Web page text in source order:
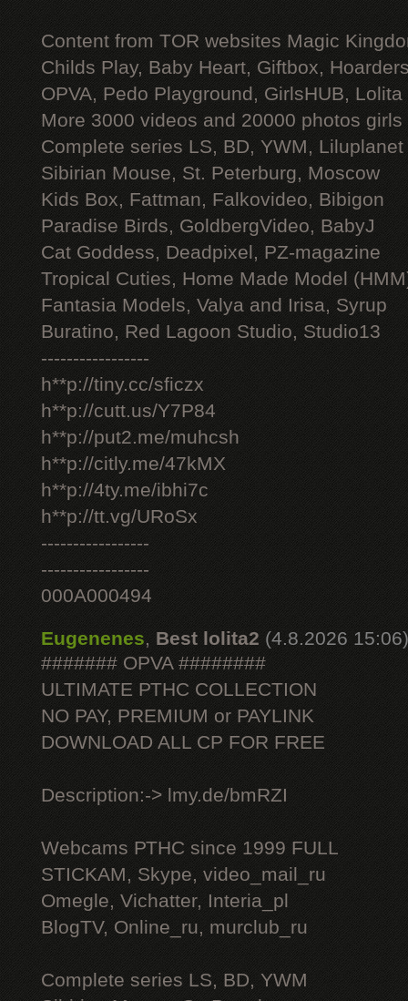
Content from TOR websites Magic
Childs Play, Baby Heart, Giftbox,
OPVA, Pedo Playground, GirlsHUB, Lolita
More 3000 videos and 20000 photos
Complete series LS, BD, YWM, Liluplanet
Sibirian Mouse, St. Peterburg, Moscow
Kids Box, Fattman, Falkovideo, Bibigon
Paradise Birds, GoldbergVideo, BabyJ
Cat Goddess, Deadpixel, PZ-magazine
Tropical Cuties, Home Made Model
Fantasia Models, Valya and Irisa, Syrup
Buratino, Red Lagoon Studio, Studio13
-----------------
h**p://tiny.cc/sficzx
h**p://cutt.us/Y7P84
h**p://put2.me/muhcsh
h**p://citly.me/47kMX
h**p://4ty.me/ibhi7c
h**p://tt.vg/URoSx
-----------------
-----------------
000A000494
Eugenenes, Best lolita2 (4.8.2026 15:06)
####### OPVA ########
ULTIMATE РТНС COLLECTION
NO PAY, PREMIUM or PAYLINK
DOWNLOAD ALL СР FOR FREE
Description:-> lmy.de/bmRZI
Webcams РТНС since 1999 FULL
STICKAM, Skype, video_mail_ru
Omegle, Vichatter, Interia_pl
BlogTV, Online_ru, murclub_ru
Complete series LS, BD, YWM